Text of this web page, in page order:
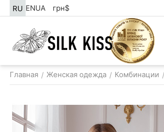
RU ENUA грн$
Главная / Женская одежда / Комбинации /